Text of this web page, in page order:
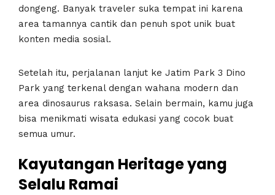
dongeng. Banyak traveler suka tempat ini karena
area tamannya cantik dan penuh spot unik buat
konten media sosial.
Setelah itu, perjalanan lanjut ke Jatim Park 3 Dino
Park yang terkenal dengan wahana modern dan
area dinosaurus raksasa. Selain bermain, kamu juga
bisa menikmati wisata edukasi yang cocok buat
semua umur.
Kayutangan Heritage yang
Selalu Ramai